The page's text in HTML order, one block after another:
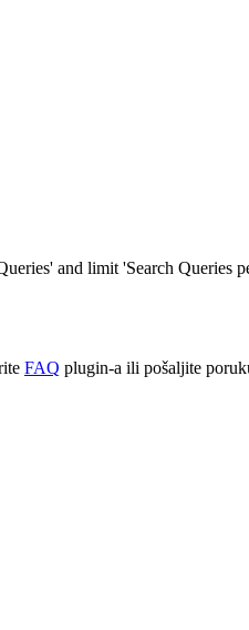
and limit 'Search Queries
FAQ plugin-a ili pošaljite